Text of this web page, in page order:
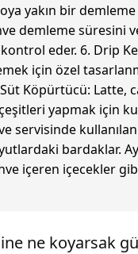
yakın bir demleme
demleme süresini
eder. 6. Drip
için özel
7. Süt Köpürtücü:
yapmak için
servisinde
bardaklar.
içeren içecekler
ne koyarsak